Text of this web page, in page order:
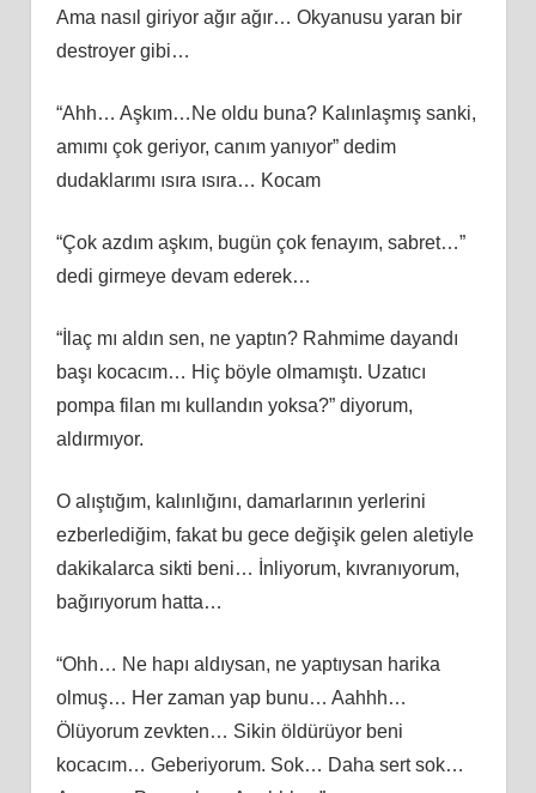
Ama nasıl giriyor ağır ağır… Okyanusu yaran bir
destroyer gibi…
“Ahh… Aşkım…Ne oldu buna? Kalınlaşmış sanki,
amımı çok geriyor, canım yanıyor” dedim
dudaklarımı ısıra ısıra… Kocam
“Çok azdım aşkım, bugün çok fenayım, sabret…”
dedi girmeye devam ederek…
“İlaç mı aldın sen, ne yaptın? Rahmime dayandı
başı kocacım… Hiç böyle olmamıştı. Uzatıcı
pompa filan mı kullandın yoksa?” diyorum,
aldırmıyor.
O alıştığım, kalınlığını, damarlarının yerlerini
ezberlediğim, fakat bu gece değişik gelen aletiyle
dakikalarca sikti beni… İnliyorum, kıvranıyorum,
bağırıyorum hatta…
“Ohh… Ne hapı aldıysan, ne yaptıysan harika
olmuş… Her zaman yap bunu… Aahhh…
Ölüyorum zevkten… Sikin öldürüyor beni
kocacım… Geberiyorum. Sok… Daha sert sok…